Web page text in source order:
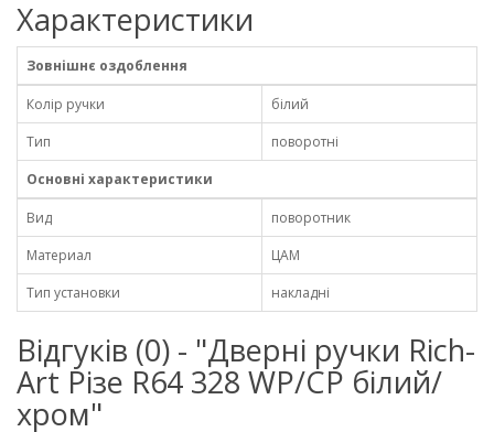
Характеристики
Зовнішнє оздоблення
Колір ручки
білий
Тип
поворотні
Основні характеристики
Вид
поворотник
Материал
ЦАМ
Тип установки
накладні
Відгуків (0) - "Дверні ручки Rich-
Art Різе R64 328 WP/CP білий/
хром"